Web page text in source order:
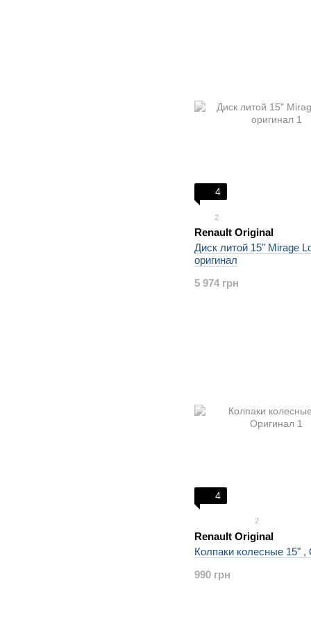
4
2
Renault Original
Диск литой 15" Mirage
оригинал
5 974 грн
4
2
Renault Original
Колпаки колесные 15" ,
990 грн